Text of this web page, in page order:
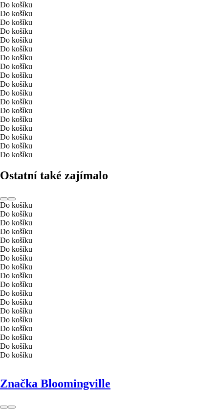
Do košíku
Do košíku
Do košíku
Do košíku
Do košíku
Do košíku
Do košíku
Do košíku
Do košíku
Do košíku
Do košíku
Do košíku
Do košíku
Do košíku
Do košíku
Do košíku
Do košíku
Do košíku
Ostatní také zajímalo
Do košíku
Do košíku
Do košíku
Do košíku
Do košíku
Do košíku
Do košíku
Do košíku
Do košíku
Do košíku
Do košíku
Do košíku
Do košíku
Do košíku
Do košíku
Do košíku
Do košíku
Do košíku
Značka Bloomingville